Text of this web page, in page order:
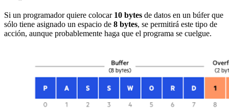
Si un programador quiere colocar 10 bytes de datos en un búfer que
sólo tiene asignado un espacio de 8 bytes, se permitirá este tipo de
acción, aunque probablemente haga que el programa se cuelgue.